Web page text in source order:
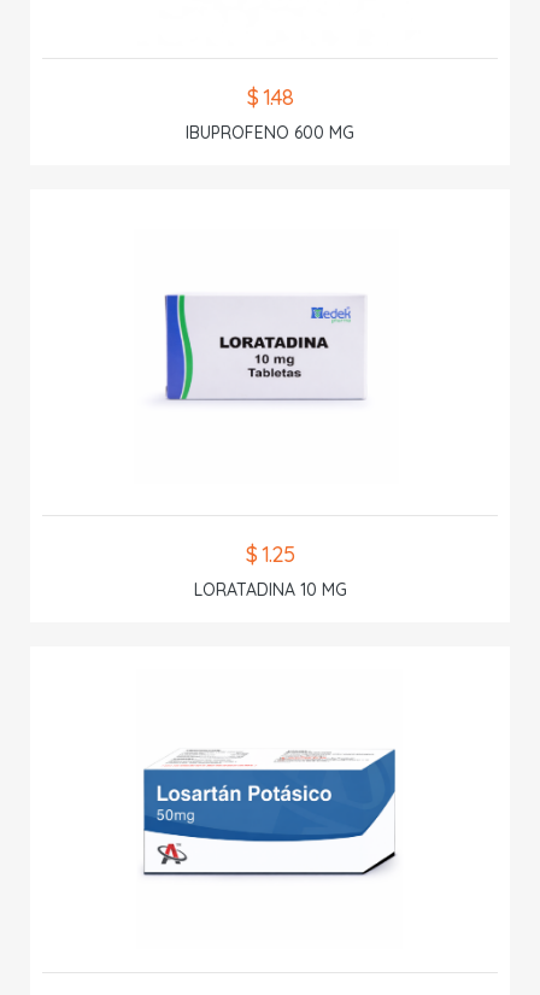
$ 1.48
IBUPROFENO 600 MG
$ 1.25
LORATADINA 10 MG